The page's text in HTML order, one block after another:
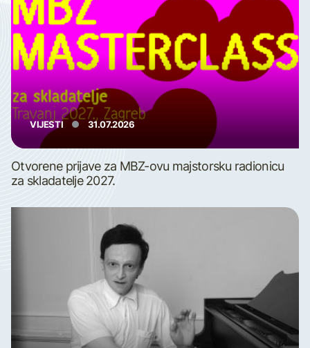
VIJESTI 31.07.2026
Otvorene prijave za MBZ-ovu majstorsku radionicu
za skladatelje 2027.